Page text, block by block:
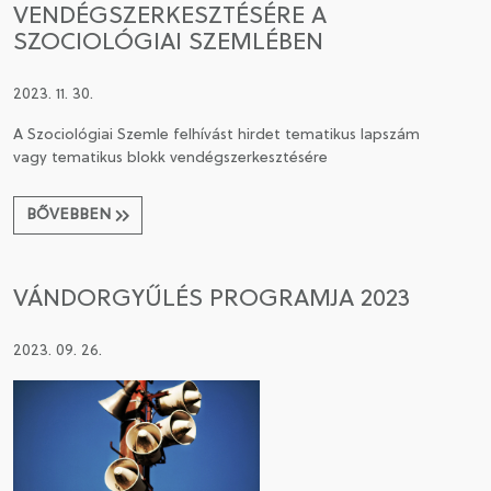
VENDÉGSZERKESZTÉSÉRE A
SZOCIOLÓGIAI SZEMLÉBEN
2023. 11. 30.
A Szociológiai Szemle felhívást hirdet tematikus lapszám
vagy tematikus blokk vendégszerkesztésére
BŐVEBBEN
VÁNDORGYŰLÉS PROGRAMJA 2023
2023. 09. 26.